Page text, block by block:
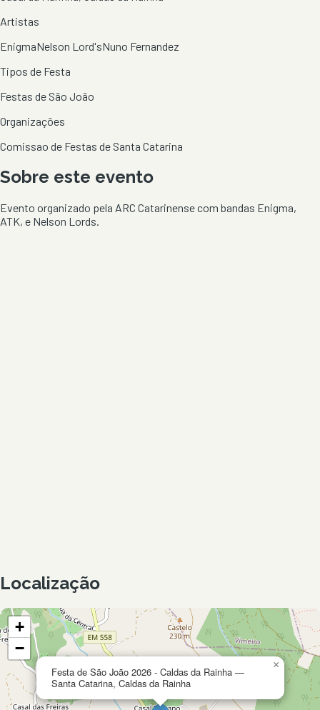
Artistas
EnigmaNelson Lord'sNuno Fernandez
Tipos de Festa
Festas de São João
Organizações
Comissao de Festas de Santa Catarina
Sobre este evento
Evento organizado pela ARC Catarinense com bandas Enigma,
ATK, e Nelson Lords.
Localização
Festa de São João 2026 - Caldas da Rainha —
Santa Catarina, Caldas da Rainha
×
+
−